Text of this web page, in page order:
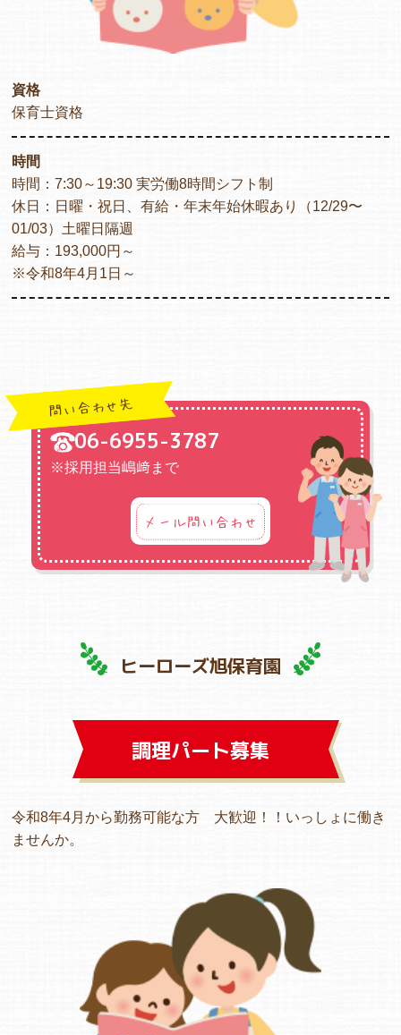
資格
保育士資格
時間
時間：7:30～19:30 実労働8時間シフト制
休日：日曜・祝日、有給・年末年始休暇あり（12/29〜
01/03）土曜日隔週
給与：193,000円～
※令和8年4月1日～
問い合わせ先
06-6955-3787
※採用担当嶋﨑まで
メール問い合わせ
ヒーローズ旭保育園
調理パート募集
令和8年4月から勤務可能な方 大歓迎！！いっしょに働き
ませんか。